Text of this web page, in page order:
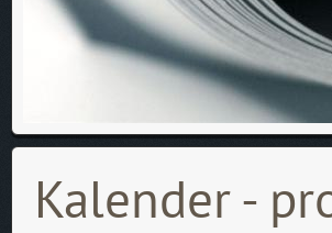
Kalender -